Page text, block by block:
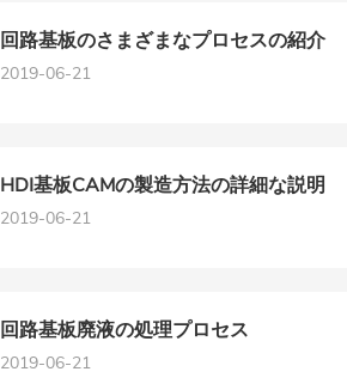
回路基板のさまざまなプロセスの紹介
2019-06-21
HDI基板CAMの製造方法の詳細な説明
2019-06-21
回路基板廃液の処理プロセス
2019-06-21